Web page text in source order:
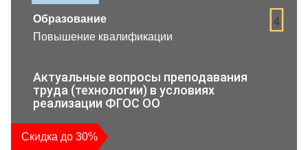
4
Образование
Повышение квалификации
Актуальные вопросы преподавания
труда (технологии) в условиях
реализации ФГОС ОО
Скидка до 30%